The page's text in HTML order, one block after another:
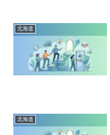
北海道
北海道